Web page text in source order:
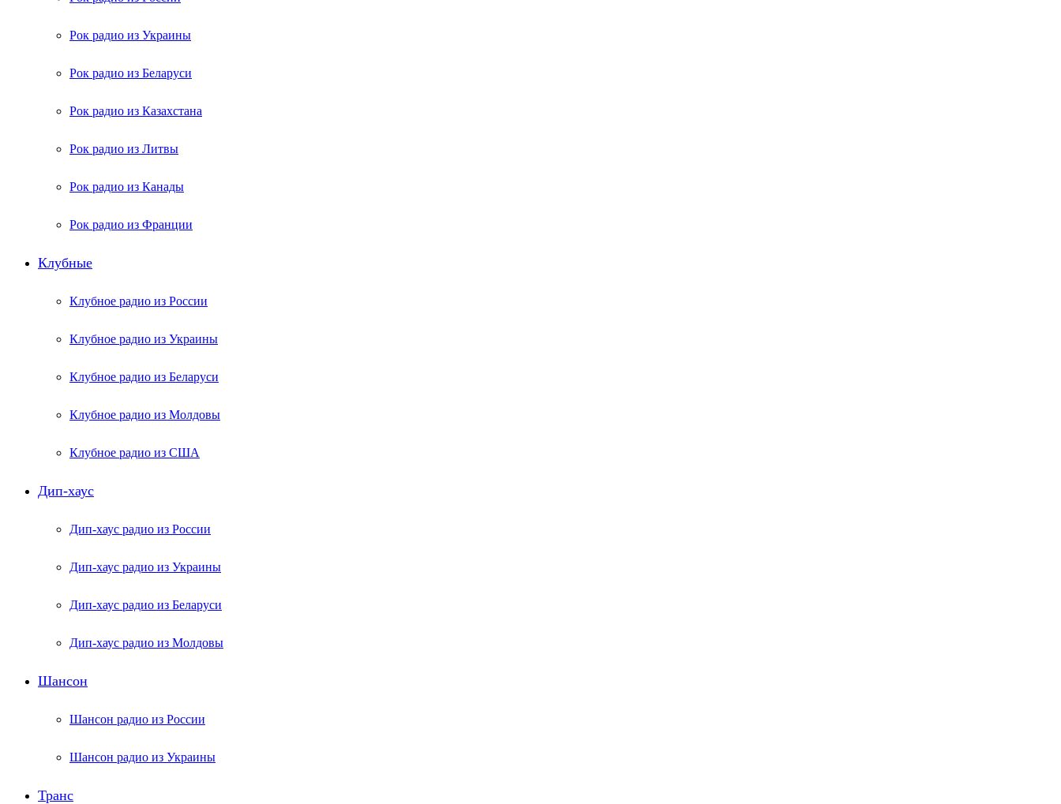
Рок радио из Украины
Рок радио из Беларуси
Рок радио из Казахстана
Рок радио из Литвы
Рок радио из Канады
Рок радио из Франции
Клубные
Клубное радио из России
Клубное радио из Украины
Клубное радио из Беларуси
Клубное радио из Молдовы
Клубное радио из США
Дип-хаус
Дип-хаус радио из России
Дип-хаус радио из Украины
Дип-хаус радио из Беларуси
Дип-хаус радио из Молдовы
Шансон
Шансон радио из России
Шансон радио из Украины
Транс